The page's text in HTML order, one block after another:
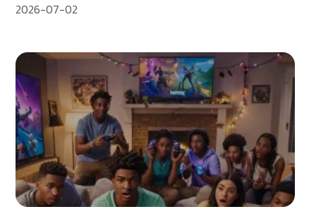
2026-07-02